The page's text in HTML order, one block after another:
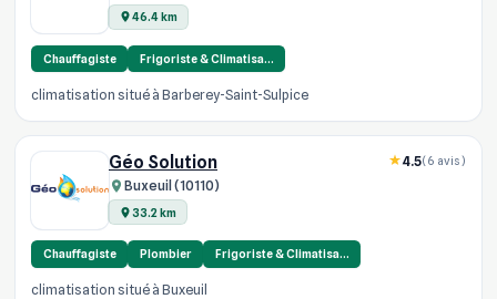
46.4 km
Chauffagiste Frigoriste & Climatisa…
climatisation situé à Barberey-Saint-Sulpice
Géo Solution
Buxeuil (10110)
33.2 km
4.5(6 avis)
Chauffagiste Plombier Frigoriste & Climatisa…
climatisation situé à Buxeuil